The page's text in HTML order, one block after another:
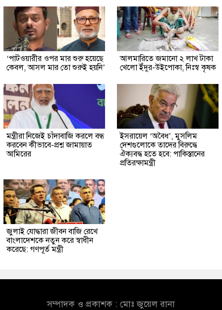
‘পাটওয়ারীর ওপর মার শুরু হয়েছে
কেবল, আসল মার তো শুরুই হয়নি’
আলমারিতে জমানো ২ লাখ টাকা
খেলো ইঁদুর-উইপোকা, নিঃস্ব কৃষক
মন্ত্রীরা নিজেই চাঁদাবাজি করলে বন্ধ
করবেন কীভাবে-প্রশ্ন জামায়াত
আমিরের
ইসরায়েল ‘অবৈধ’, মুসলিম
দেশগুলোকে তাদের বিরুদ্ধে
ঐক্যবদ্ধ হতে হবে: পাকিস্তানের
প্রতিরক্ষামন্ত্রী
জুলাই যোদ্ধারা জীবন বাজি রেখে
বাংলাদেশকে নতুন করে স্বাধীন
করেছে: গণপূর্ত মন্ত্রী
সম্পাদক ও প্রকাশক : মোঃ জুয়েল রানা